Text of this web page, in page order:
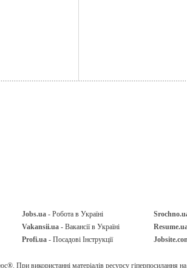
Jobs.ua - Робота в Україні
Vakansii.ua - Вакансії в Україні
Profi.ua - Посадові Інструкції
При використанні матеріалів ресурсу гіперпосилання